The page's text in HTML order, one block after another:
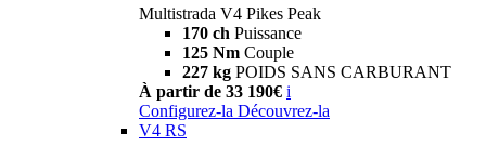
Multistrada V4 Pikes Peak
170 ch Puissance
125 Nm Couple
227 kg POIDS SANS CARBURANT
À partir de 33 190€ i
Configurez-la Découvrez-la
V4 RS